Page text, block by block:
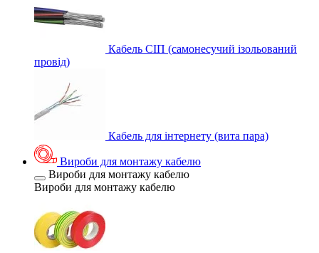
Кабель СІП (самонесучий ізольований
провід)
Кабель для інтернету (вита пара)
Вироби для монтажу кабелю
Вироби для монтажу кабелю
Вироби для монтажу кабелю